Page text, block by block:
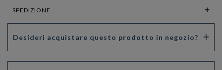
SPEDIZIONE
Desideri acquistare questo prodotto in negozio?